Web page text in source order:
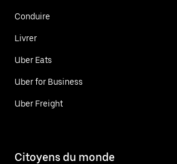
Conduire
Livrer
Uber Eats
Uber for Business
Uber Freight
Citoyens du monde